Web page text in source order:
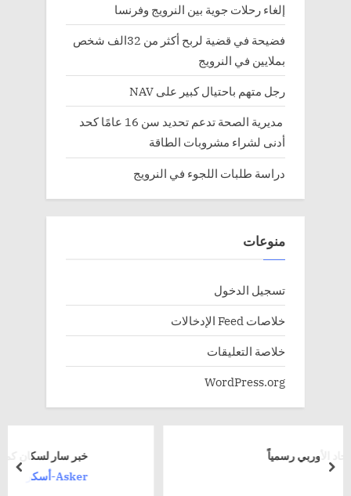
إلغاء رحلات جوية بين النرويج وفرنسا
فضيحة في قضية لربح أكثر من 32الف شخص
بملايين في النرويج
رجل متهم باحتيال كبير على NAV
مديرية الصحة تدعم تحديد سن 16 عامًا كحد
أدنى لشراء مشروبات الطاقة
دراسة طلبات اللجوء في النرويج
منوعات
تسجيل الدخول
خلاصات Feed الإدخالات
خلاصة التعليقات
WordPress.org
خبر سار لسكان كمونة اسكر
next